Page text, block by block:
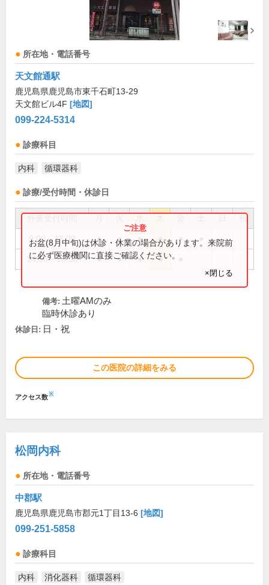
所在地・電話番号
天文館通駅
鹿児島県鹿児島市東千石町13-29
天文館ビル4F [地図]
099-224-5314
診療科目
内科 循環器科
診療/受付時間・休診日
祝
9:00～13:00 ● ● ● ● ●
14:00～18:00 ● ● ● ●
お盆(8月中旬)は休診・休業の場合があります。来院前
に必ず医療機関に直接ご確認ください。
×閉じる
備考: 土曜AMのみ
臨時休診あり
休診日: 日・祝
この医院の詳細をみる
アクセス数※
松岡内科
所在地・電話番号
中郡駅
鹿児島県鹿児島市郡元1丁目13-6 [地図]
099-251-5858
診療科目
内科 消化器科 循環器科